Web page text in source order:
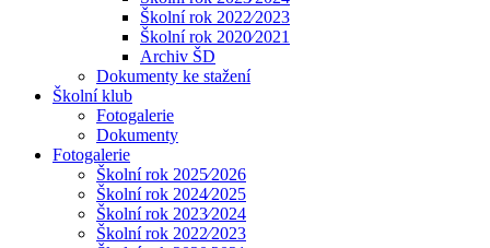
Školní rok 2022⁄2023
Školní rok 2020⁄2021
Archiv ŠD
Dokumenty ke stažení
Školní klub
Fotogalerie
Dokumenty
Fotogalerie
Školní rok 2025⁄2026
Školní rok 2024⁄2025
Školní rok 2023⁄2024
Školní rok 2022⁄2023